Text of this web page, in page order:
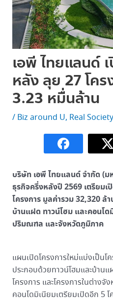
เอพี ไทยแลนด์
หลัง ลุย 27 โคร
3.23 หมื่นล้าน
/ Biz around U, Real Society
บริษัท เอพี ไทยแลนด์ จำกัด (ม
ธุรกิจครึ่งหลังปี 2569 เตรียมเ
โครงการ มูลค่ารวม 32,320 ล้
บ้านแฝด ทาวน์โฮม และคอนโด
ปริมณฑล และจังหวัดภูมิภาค
แผนเปิดโครงการใหม่แบ่งเป็นโ
ประกอบด้วยทาวน์โฮมและบ้าน
โครงการ และโครงการในต่างจั
คอนโดมิเนียมเตรียมเปิดอีก 5 โ